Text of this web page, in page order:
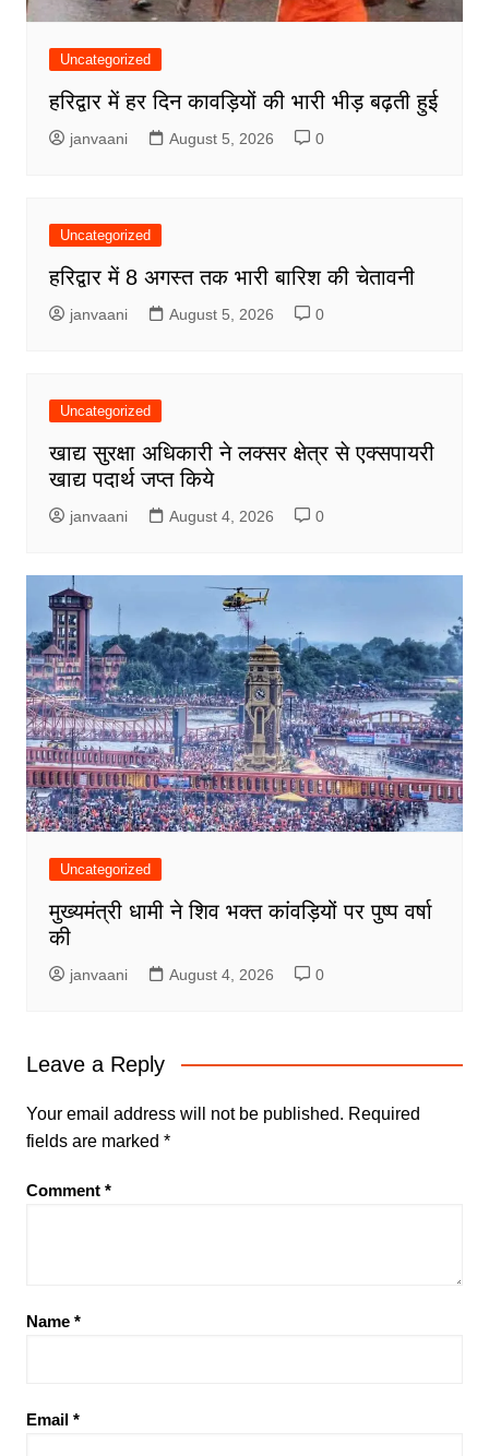
Uncategorized
हरिद्वार में हर दिन कावड़ियों की भारी भीड़ बढ़ती हुई
janvaani August 5, 2026 0
Uncategorized
हरिद्वार में 8 अगस्त तक भारी बारिश की चेतावनी
janvaani August 5, 2026 0
Uncategorized
खाद्य सुरक्षा अधिकारी ने लक्सर क्षेत्र से एक्सपायरी
खाद्य पदार्थ जप्त किये
janvaani August 4, 2026 0
Uncategorized
मुख्यमंत्री धामी ने शिव भक्त कांवड़ियों पर पुष्प वर्षा
की
janvaani August 4, 2026 0
Leave a Reply
Your email address will not be published. Required
fields are marked *
Comment *
Name *
Email *